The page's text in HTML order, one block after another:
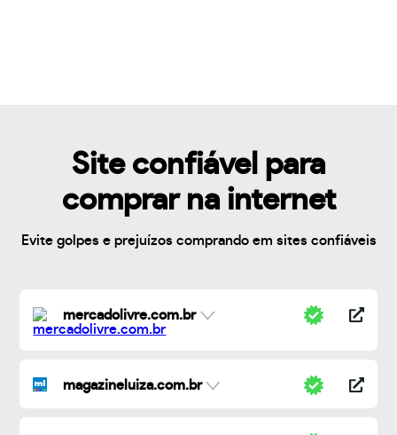
Site confiável para
comprar na internet
Evite golpes e prejuízos comprando em sites confiáveis
mercadolivre.com.br
magazineluiza.com.br